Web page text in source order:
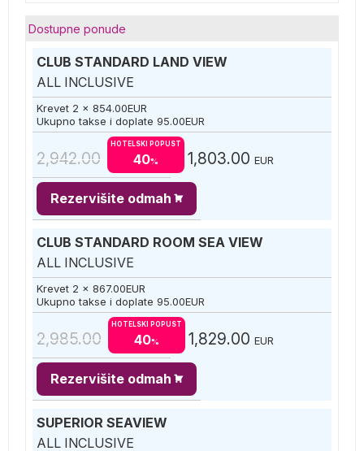
Dostupne ponude
CLUB STANDARD LAND VIEW
ALL INCLUSIVE
Krevet 2 x 854.00EUR
Ukupno takse i doplate 95.00EUR
2,942.00
HOTELSKI POPUST
40% 1,803.00 EUR
Rezervišite odmah
CLUB STANDARD ROOM SEA VIEW
ALL INCLUSIVE
Krevet 2 x 867.00EUR
Ukupno takse i doplate 95.00EUR
2,985.00
HOTELSKI POPUST
40% 1,829.00 EUR
Rezervišite odmah
SUPERIOR SEAVIEW
ALL INCLUSIVE